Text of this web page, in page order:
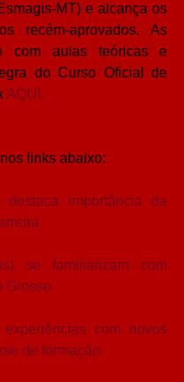
MT) e alcança os
recém-aprovados. As
com aulas teóricas e
do Curso Oficial de
AQUI.
links abaixo:
importância da
se familiarizam com
Grosso
experiências com novos
de formação